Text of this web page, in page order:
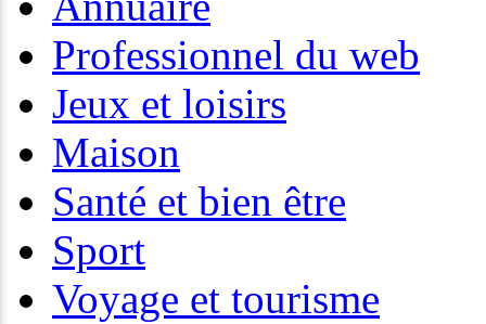
Professionnel du web
Jeux et loisirs
Maison
Santé et bien être
Sport
Voyage et tourisme